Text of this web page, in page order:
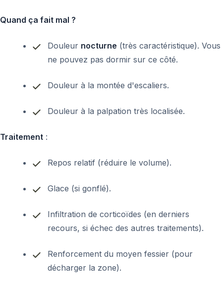
Quand ça fait mal ?
Douleur nocturne (très caractéristique). Vous
ne pouvez pas dormir sur ce côté.
Douleur à la montée d'escaliers.
Douleur à la palpation très localisée.
Traitement :
Repos relatif (réduire le volume).
Glace (si gonflé).
Infiltration de corticoïdes (en derniers
recours, si échec des autres traitements).
Renforcement du moyen fessier (pour
décharger la zone).